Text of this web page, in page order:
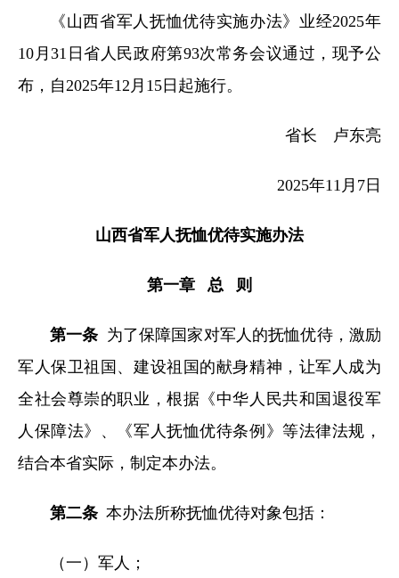
《山西省军人抚恤优待实施办法》业经2025年
10月31日省人民政府第93次常务会议通过，现予公
布，自2025年12月15日起施行。
省长 卢东亮
2025年11月7日
山西省军人抚恤优待实施办法
第一章 总 则
第一条 为了保障国家对军人的抚恤优待，激励
军人保卫祖国、建设祖国的献身精神，让军人成为
全社会尊崇的职业，根据《中华人民共和国退役军
人保障法》、《军人抚恤优待条例》等法律法规，
结合本省实际，制定本办法。
第二条 本办法所称抚恤优待对象包括：
（一）军人；